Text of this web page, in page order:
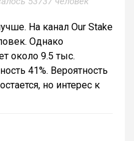
На канал Our Stake
Однако
около 9.5 тыс.
41%. Вероятность
но интерес к